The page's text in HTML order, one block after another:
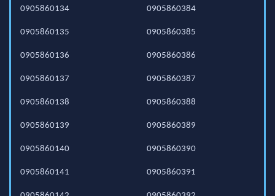
0905860134
0905860135
0905860136
0905860137
0905860138
0905860139
0905860140
0905860141
0905860384
0905860385
0905860386
0905860387
0905860388
0905860389
0905860390
0905860391